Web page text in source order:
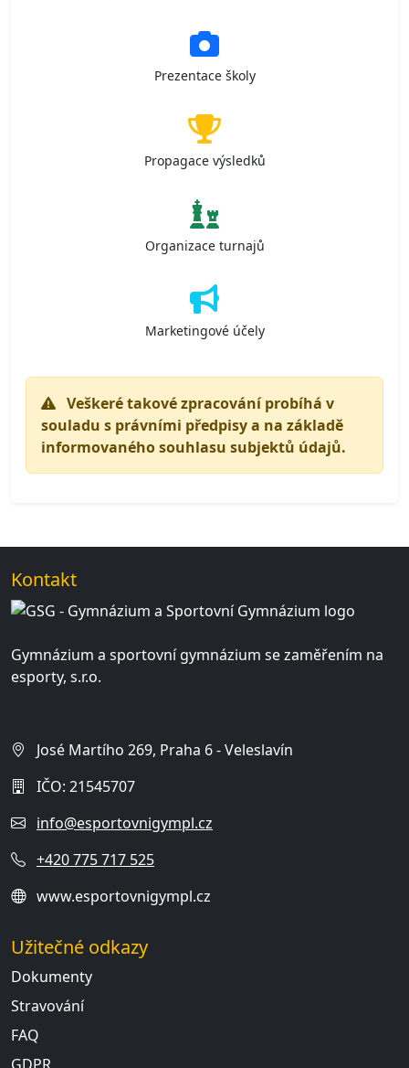
Prezentace školy
Propagace výsledků
Organizace turnajů
Marketingové účely
Veškeré takové zpracování probíhá v
souladu s právními předpisy a na základě
informovaného souhlasu subjektů údajů.
Kontakt
Gymnázium a sportovní gymnázium se zaměřením na
esporty, s.r.o.
José Martího 269, Praha 6 - Veleslavín
IČO: 21545707
info@esportovnigympl.cz
+420 775 717 525
www.esportovnigympl.cz
Užitečné odkazy
Dokumenty
Stravování
FAQ